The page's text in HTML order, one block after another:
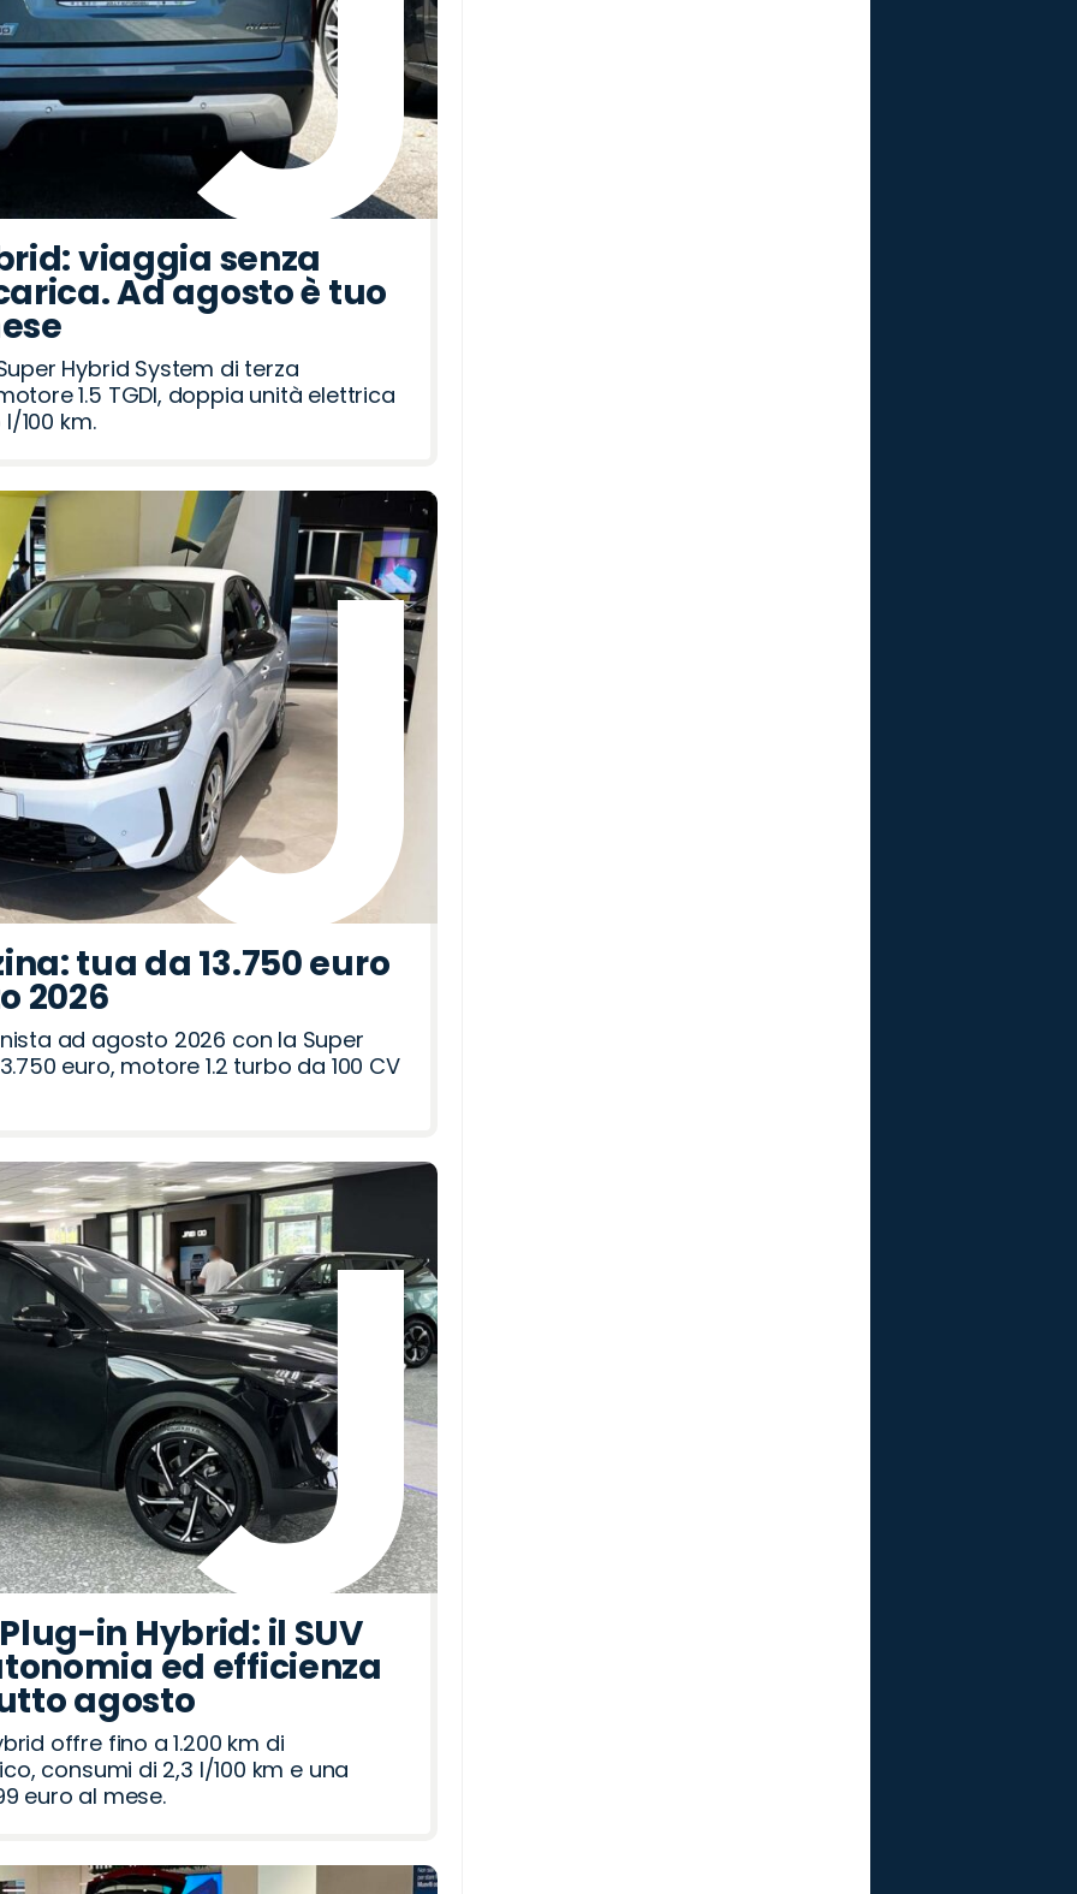
viaggia senza
Ad agosto è tuo
Hybrid System di terza
1.5 TGDI, doppia unità elettrica
100 km.
tua da 13.750 euro
2026
ad agosto 2026 con la Super
euro, motore 1.2 turbo da 100 CV
in Hybrid: il SUV
ed efficienza
agosto
offre fino a 1.200 km di
consumi di 2,3 l/100 km e una
euro al mese.